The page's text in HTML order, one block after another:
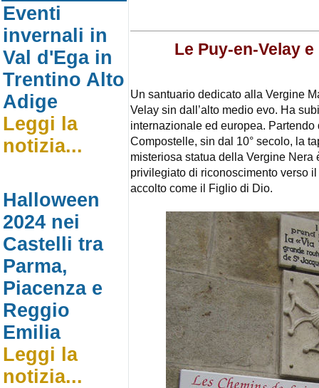
Eventi
invernali in
Val d'Ega in
Trentino Alto
Adige
Leggi la
notizia...
Halloween
2024 nei
Castelli tra
Parma,
Piacenza e
Reggio
Emilia
Leggi la
notizia...
Le Puy-en-Velay
Un santuario dedicato alla Vergine
Velay sin dall’alto medio evo. Ha
internazionale ed europea.
Compostelle, sin dal 10° secolo, la
misteriosa statua della Vergine Nera
privilegiato di riconoscimento verso
accolto come il Figlio di Dio.